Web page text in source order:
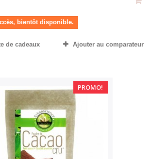
bientôt disponible.
de cadeaux Ajouter au comparateur
PROMO!